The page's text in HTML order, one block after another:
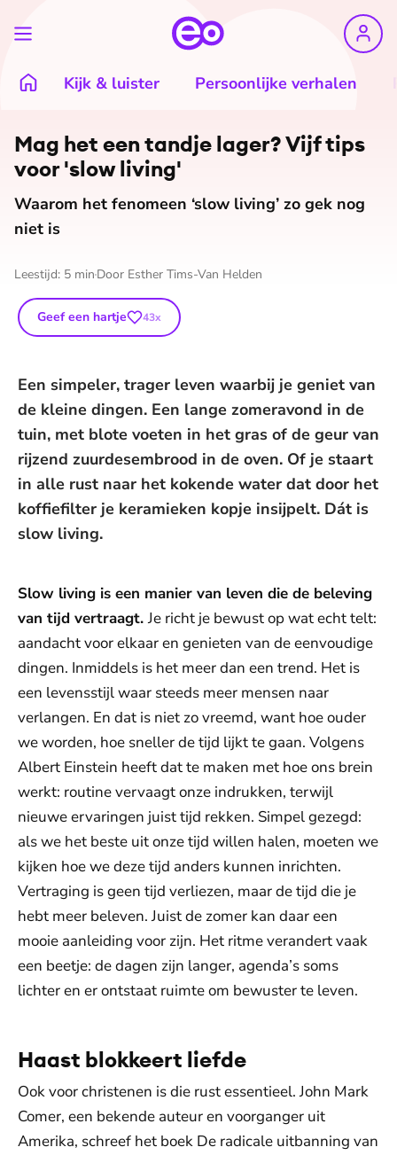
Kijk & luister Persoonlijke verhalen
Mag het een tandje lager? Vijf tips
voor 'slow living'
Waarom het fenomeen ‘slow living’ zo gek nog
niet is
Leestijd: 5 min Door Esther Tims-Van Helden
Geef een hartje 43x
Een simpeler, trager leven waarbij je geniet van
de kleine dingen. Een lange zomeravond in de
tuin, met blote voeten in het gras of de geur van
rijzend zuurdesembrood in de oven. Of je staart
in alle rust naar het kokende water dat door het
koffiefilter je keramieken kopje insijpelt. Dát is
slow living.
Slow living is een manier van leven die de beleving
van tijd vertraagt.Je richt je bewust op wat echt telt:
aandacht voor elkaar en genieten van de eenvoudige
dingen. Inmiddels is het meer dan een trend. Het is
een levensstijl waar steeds meer mensen naar
verlangen. En dat is niet zo vreemd, want hoe ouder
we worden, hoe sneller de tijd lijkt te gaan. Volgens
Albert Einstein heeft dat te maken met hoe ons brein
werkt: routine vervaagt onze indrukken, terwijl
nieuwe ervaringen juist tijd rekken. Simpel gezegd:
als we het beste uit onze tijd willen halen, moeten we
kijken hoe we deze tijd anders kunnen inrichten.
Vertraging is geen tijd verliezen, maar de tijd die je
hebt meer beleven. Juist de zomer kan daar een
mooie aanleiding voor zijn. Het ritme verandert vaak
een beetje: de dagen zijn langer, agenda’s soms
lichter en er ontstaat ruimte om bewuster te leven.
Haast blokkeert liefde
Ook voor christenen is die rust essentieel. John Mark
Comer, een bekende auteur en voorganger uit
Amerika, schreef het boek De radicale uitbanning van